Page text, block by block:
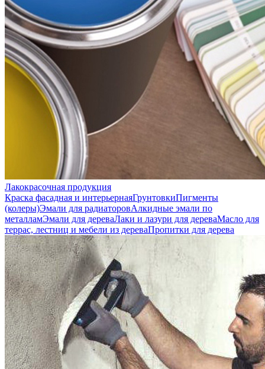
Лакокрасочная продукция
Краска фасадная и интерьернаяГрунтовкиПигменты
(колеры)Эмали для радиаторовАлкидные эмали по
металламЭмали для дереваЛаки и лазури для дереваМасло для
террас, лестниц и мебели из дереваПропитки для дерева